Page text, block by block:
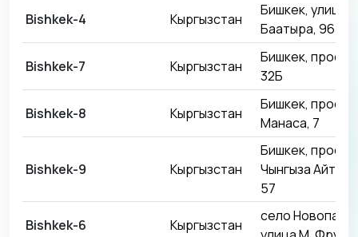
Bishkek-4 Кыргызстан
Бишкек, улица
Баатыра, 96
Bishkek-7 Кыргызстан
Бишкек,
32Б
Bishkek-8 Кыргызстан
Бишкек,
Манаса, 7
Bishkek-9 Кыргызстан
Бишкек,
Чынгыза
57
Bishkek-6 Кыргызстан
село